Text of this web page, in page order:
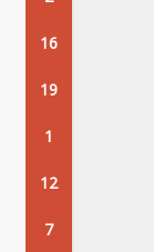
16
19
1
12
7